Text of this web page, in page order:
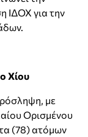
ΙΔΟΧ για την
Χίου
με
Ορισμένου
(78) ατόμων